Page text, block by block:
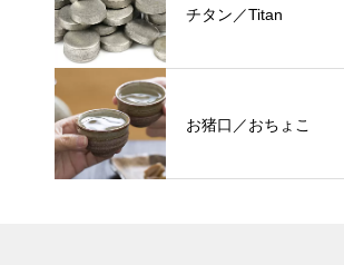
チタン／Titan
お猪口／おちょこ